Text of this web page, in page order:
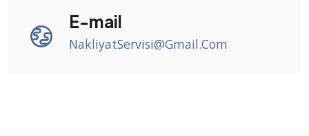
E-mail
NakliyatServisi@Gmail.Com